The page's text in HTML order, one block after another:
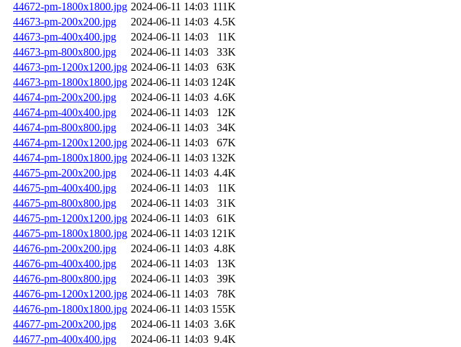
44672-pm-1800x1800.jpg 2024-06-11 14:03 111K
44673-pm-200x200.jpg
2024-06-11 14:03 4.5K
44673-pm-400x400.jpg
2024-06-11 14:03
11K
44673-pm-800x800.jpg
2024-06-11 14:03
33K
44673-pm-1200x1200.jpg 2024-06-11 14:03
63K
44673-pm-1800x1800.jpg 2024-06-11 14:03 124K
44674-pm-200x200.jpg
2024-06-11 14:03 4.6K
44674-pm-400x400.jpg
2024-06-11 14:03
12K
44674-pm-800x800.jpg
2024-06-11 14:03
34K
44674-pm-1200x1200.jpg 2024-06-11 14:03
67K
44674-pm-1800x1800.jpg 2024-06-11 14:03 132K
44675-pm-200x200.jpg
2024-06-11 14:03 4.4K
44675-pm-400x400.jpg
2024-06-11 14:03
11K
44675-pm-800x800.jpg
2024-06-11 14:03
31K
44675-pm-1200x1200.jpg 2024-06-11 14:03
61K
44675-pm-1800x1800.jpg 2024-06-11 14:03 121K
44676-pm-200x200.jpg
2024-06-11 14:03 4.8K
44676-pm-400x400.jpg
2024-06-11 14:03
13K
44676-pm-800x800.jpg
2024-06-11 14:03
39K
44676-pm-1200x1200.jpg 2024-06-11 14:03
78K
44676-pm-1800x1800.jpg 2024-06-11 14:03 155K
44677-pm-200x200.jpg
2024-06-11 14:03 3.6K
44677-pm-400x400.jpg
2024-06-11 14:03 9.4K